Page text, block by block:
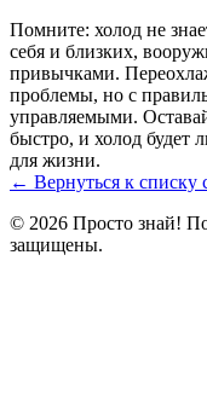
Помните: холод не
себя и близких,
привычками.
проблемы, но с
управляемыми.
быстро, и холод будет
для жизни.
← Вернуться к списку
© 2026 Просто знай!
защищены.